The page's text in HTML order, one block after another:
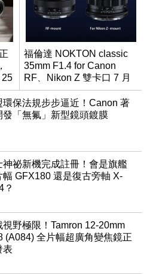
25
福倫達 NOKTON classic
35mm F1.4 for Canon
RF、Nikon Z 雙卡口 7 月
同步登台
環保法規步步逼近！Canon 著
發「無氟」新型鏡頭鍍膜
神祕新機完成註冊！會是旗艦
幅 GFX180 還是復古旁軸 X-
？
視野極限！Tamron 12-20mm
(A084) 全片幅超廣角變焦鏡正
表